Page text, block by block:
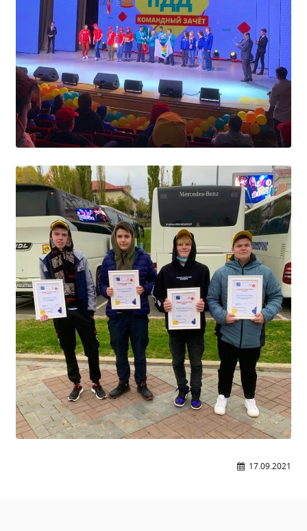
В помощь педагогам и мастерам ПО
ПРОЧЕЕ
История нашего техникума
Фотографии техникума
ПОЛЕЗНЫЕ ССЫЛКИ
Министерство науки и высшего образования
РФ
Главное управление по контролю за оборотом
наркотиков
Общероссийская база вакансий "Работа в
России"
Сбербанк Онлайн - оплачивайте
образовательные услуги
17.09.2021